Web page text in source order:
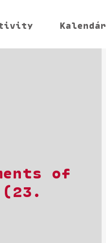
Kalendár
of